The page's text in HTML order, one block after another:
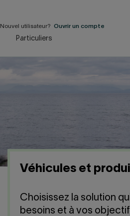
contenu
Notre Impact
Accueil
Nouvel utilisateur? Ouvrir un compte
Particuliers
Véhicules et
Choisissez la solution
besoins et à vos